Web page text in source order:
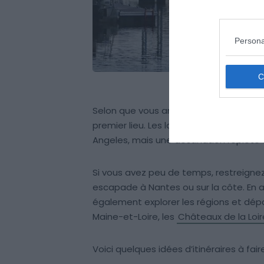
Selon que vous arriviez par le Nord,
premier lieu. Les locaux ironisent en
Angeles, mais une destination replète
Si vous avez peu de temps,
escapade à Nantes ou sur la côte. En
également explorer les régions et
Maine-et-Loire, les Châteaux de la
Voici quelques idées d’itinéraires à